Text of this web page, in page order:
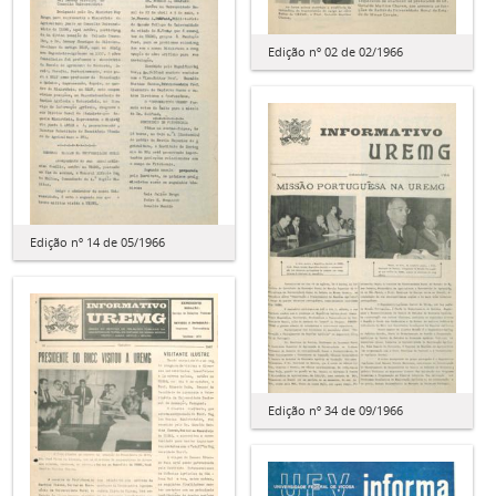
Edição nº 02 de 02/1966
Edição nº 14 de 05/1966
Edição nº 34 de 09/1966